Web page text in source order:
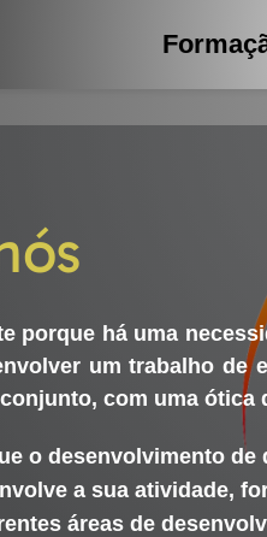
porque há uma
um trabalho de
com uma ótica
o desenvolvimento
a sua atividade,
áreas de